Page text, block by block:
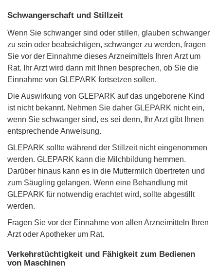
Schwangerschaft und Stillzeit
Wenn Sie schwanger sind oder stillen, glauben schwanger
zu sein oder beabsichtigen, schwanger zu werden, fragen
Sie vor der Einnahme dieses Arzneimittels Ihren Arzt um
Rat. Ihr Arzt wird dann mit Ihnen besprechen, ob Sie die
Einnahme von GLEPARK fortsetzen sollen.
Die Auswirkung von GLEPARK auf das ungeborene Kind
ist nicht bekannt. Nehmen Sie daher GLEPARK nicht ein,
wenn Sie schwanger sind, es sei denn, Ihr Arzt gibt Ihnen
entsprechende Anweisung.
GLEPARK sollte während der Stillzeit nicht eingenommen
werden. GLEPARK kann die Milchbildung hemmen.
Darüber hinaus kann es in die Muttermilch übertreten und
zum Säugling gelangen. Wenn eine Behandlung mit
GLEPARK für notwendig erachtet wird, sollte abgestillt
werden.
Fragen Sie vor der Einnahme von allen Arzneimitteln Ihren
Arzt oder Apotheker um Rat.
Verkehrstüchtigkeit und Fähigkeit zum Bedienen
von Maschinen